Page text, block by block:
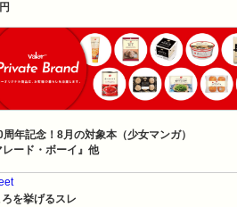
年記念！8月の対象本（少女マンガ）
レード・ボーイ』他
を挙げるスレ